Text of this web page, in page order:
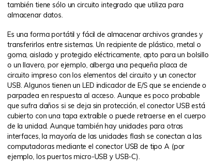
también tiene sólo un circuito integrado que utiliza para
almacenar datos.
Es una forma portátil y fácil de almacenar archivos grandes y
transferirlos entre sistemas. Un recipiente de plástico, metal o
goma, aislado y protegido eléctricamente, apto para un bolsillo
o un llavero, por ejemplo, alberga una pequeña placa de
circuito impreso con los elementos del circuito y un conector
USB. Algunos tienen un LED indicador de E/S que se enciende o
parpadea en respuesta al acceso. Aunque es poco probable
que sufra daños si se deja sin protección, el conector USB está
cubierto con una tapa extraíble o puede retraerse en el cuerpo
de la unidad. Aunque también hay unidades para otras
interfaces, la mayoría de las unidades flash se conectan a las
computadoras mediante el conector USB de tipo A (por
ejemplo, los puertos micro-USB y USB-C).